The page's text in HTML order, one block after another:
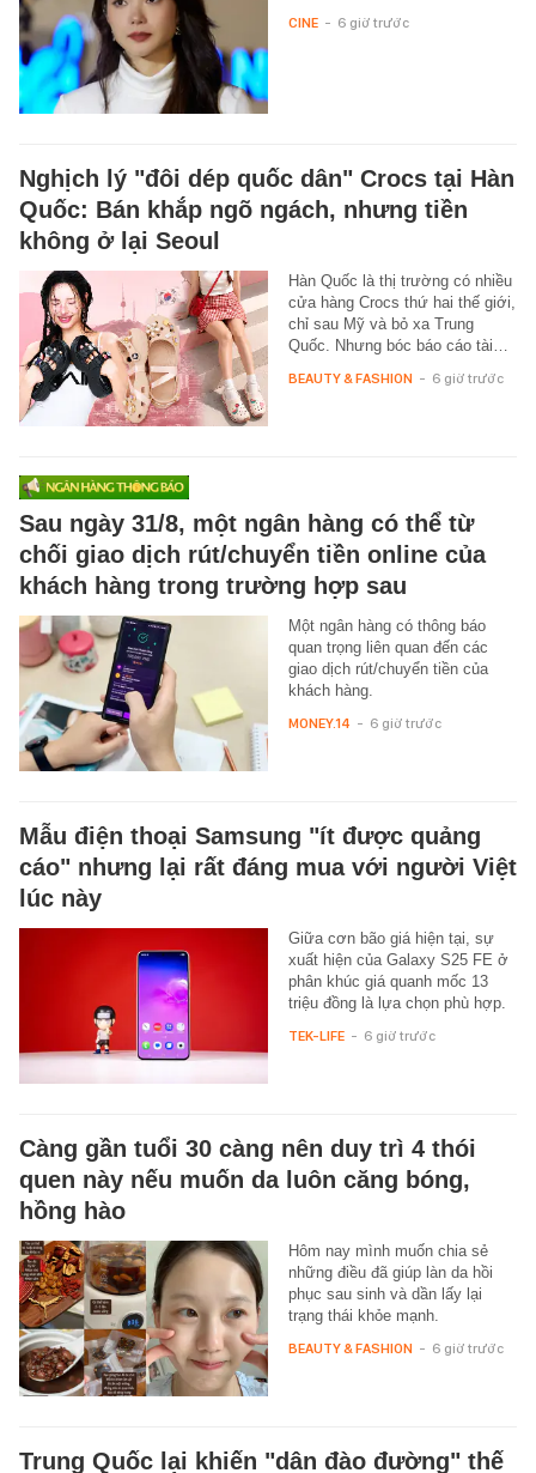
CINE - 6 giờ trước
Nghịch lý "đôi dép quốc dân" Crocs tại Hàn
Quốc: Bán khắp ngõ ngách, nhưng tiền
không ở lại Seoul
Hàn Quốc là thị trường có nhiều
cửa hàng Crocs thứ hai thế giới,
chỉ sau Mỹ và bỏ xa Trung
Quốc. Nhưng bóc báo cáo tài…
BEAUTY & FASHION - 6 giờ trước
Sau ngày 31/8, một ngân hàng có thể từ
chối giao dịch rút/chuyển tiền online của
khách hàng trong trường hợp sau
Một ngân hàng có thông báo
quan trọng liên quan đến các
giao dịch rút/chuyển tiền của
khách hàng.
MONEY.14 - 6 giờ trước
Mẫu điện thoại Samsung "ít được quảng
cáo" nhưng lại rất đáng mua với người Việt
lúc này
Giữa cơn bão giá hiện tại, sự
xuất hiện của Galaxy S25 FE ở
phân khúc giá quanh mốc 13
triệu đồng là lựa chọn phù hợp.
TEK-LIFE - 6 giờ trước
Càng gần tuổi 30 càng nên duy trì 4 thói
quen này nếu muốn da luôn căng bóng,
hồng hào
Hôm nay mình muốn chia sẻ
những điều đã giúp làn da hồi
phục sau sinh và dần lấy lại
trạng thái khỏe mạnh.
BEAUTY & FASHION - 6 giờ trước
Trung Quốc lại khiến "dân đào đường" thế